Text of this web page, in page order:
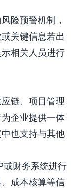
险预警机制，
关键信息若出
相关人员进行
链、项目管理
企业提供一体
也支持与其他
或财务系统进行
成本核算等信